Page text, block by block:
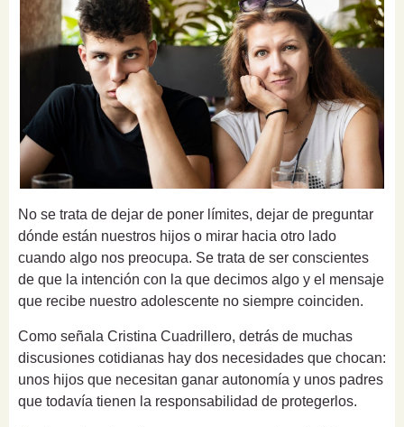
No se trata de dejar de poner límites, dejar de preguntar
dónde están nuestros hijos o mirar hacia otro lado
cuando algo nos preocupa. Se trata de ser conscientes
de que la intención con la que decimos algo y el mensaje
que recibe nuestro adolescente no siempre coinciden.
Como señala Cristina Cuadrillero, detrás de muchas
discusiones cotidianas hay dos necesidades que chocan:
unos hijos que necesitan ganar autonomía y unos padres
que todavía tienen la responsabilidad de protegerlos.